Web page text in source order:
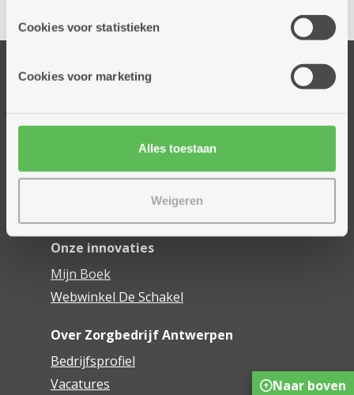
partners kunnen deze gegevens combineren met andere
Cookies voor statistieken
Cookies voor marketing
Alles toestaan
Weigeren
Onze diensten
Dienstencentra
Assistentiewoningen
Onze innovaties
Mijn Boek
Webwinkel De Schakel
Over Zorgbedrijf Antwerpen
Bedrijfsprofiel
Vacatures
Naar boven